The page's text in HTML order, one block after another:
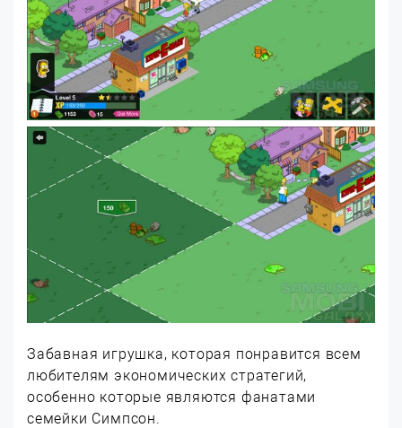
Забавная игрушка, которая понравится всем
любителям экономических стратегий,
особенно которые являются фанатами
семейки Симпсон.